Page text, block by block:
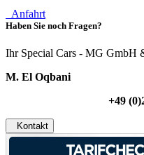
Anfahrt
Haben Sie noch Fragen?
Ihr Special Cars - MG GmbH
M. El Oqbani
+49
Kontakt